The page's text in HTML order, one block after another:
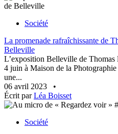
Société
La promenade rafraîchissante de
Belleville
L’exposition Belleville de Thomas
4 juin à Maison de la
une...
06 avril 2023
•
Écrit parLéa Boisset
Société